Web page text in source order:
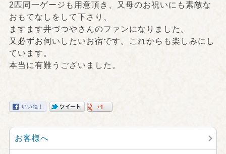
2匹同一ゲージも用意頂き、又母のお祝いにも素敵な
おもてなしをして下さり、
ますます井づつやさんのファンになりました。
又必ずお伺いしたいお宿です。これからも楽しみにし
ています。
本当に有難うございました。
お客様へ